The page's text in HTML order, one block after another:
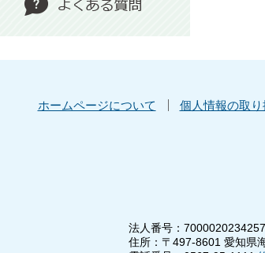
ホームページについて 個人情報の取り
法人番号：7000020234257
住所：〒497-8601 愛知県